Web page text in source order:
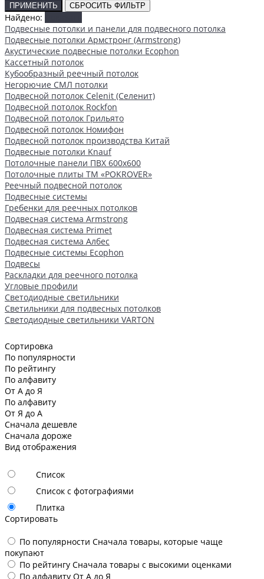
ПРИМЕНИТЬ СБРОСИТЬ ФИЛЬТР
Найдено:
Подвесные потолки и панели для подвесного потолка
Подвесные потолки Армстронг (Armstrong)
Акустические подвесные потолки Ecophon
Кассетный потолок
Кубообразный реечный потолок
Негорючие СМЛ потолки
Подвесной потолок Celenit (Селенит)
Подвесной потолок Rockfon
Подвесной потолок Грильято
Подвесной потолок Номифон
Подвесной потолок производства Китай
Подвесные потолки Knauf
Потолочные панели ПВХ 600х600
Потолочные плиты ТМ «POKROVER»
Реечный подвесной потолок
Подвесные системы
Гребенки для реечных потолков
Подвесная система Armstrong
Подвесная система Primet
Подвесная система Албес
Подвесные системы Ecophon
Подвесы
Раскладки для реечного потолка
Угловые профили
Светодиодные светильники
Светильники для подвесных потолков
Светодиодные светильники VARTON
Сортировка
По популярности
По рейтингу
По алфавиту
От А до Я
По алфавиту
От Я до А
Сначала дешевле
Сначала дороже
Вид отображения
Список
Список с фотографиями
Плитка
Сортировать
По популярности Сначала товары, которые чаще
покупают
По рейтингу Сначала товары с высокими оценками
По алфавиту От А до Я